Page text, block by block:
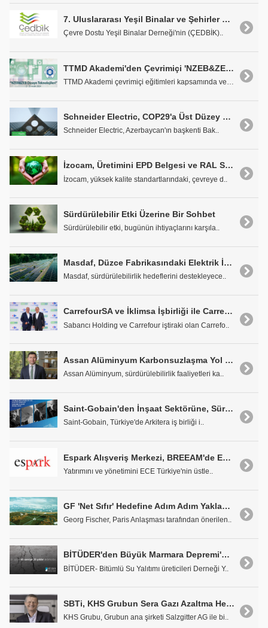
7. Uluslararası Yeşil Binalar ve Şehirler Zirvesi 22 Kasım'da
Çevre Dostu Yeşil Binalar Derneği'nin (ÇEDBİK)..
TTMD Akademi'den Çevrimiçi 'NZEB&ZEB Dizayn Teknolojileri Eğitimi'
Schneider Electric, COP29'a Üst Düzey Katılım Sağladı
Schneider Electric, Azerbaycan'ın başkenti Bak..
İzocam, Üretimini EPD Belgesi ve RAL Sertifikası'yla Taçlandırdı
İzocam, yüksek kalite standartlarındaki, çevreye d..
Sürdürülebilir Etki Üzerine Bir Sohbet
Sürdürülebilir etki, bugünün ihtiyaçlarını karşıla..
Masdaf, Düzce Fabrikasındaki Elektrik İhtiyacının Yüzde 60'ını GES ile Karşılayacak
Masdaf, sürdürülebilirlik hedeflerini destekleyece..
CarrefourSA ve İklimsa İşbirliği ile CarrefourSA Mağazaları Kendi Enerjisini Üretiyor
Sabancı Holding ve Carrefour iştiraki olan Carrefo..
Assan Alüminyum Karbonsuzlaşma Yol Haritasını Yayınladı
Assan Alüminyum, sürdürülebilirlik faaliyetleri ka..
Saint-Gobain'den İnşaat Sektörüne, Sürdürülebilir ve Hafif İnşaat
Saint-Gobain, Türkiye'de Arkitera iş birliği i..
Espark Alışveriş Merkezi, BREEAM'de En Üst Dereceye Ulaştı
Yatırımını ve yönetimini ECE Türkiye'nin üstle..
GF 'Net Sıfır' Hedefine Adım Adım Yaklaşıyor
Georg Fischer, Paris Anlaşması tarafından önerilen..
BİTÜDER'den Büyük Marmara Depremi'nin 25. Yılında Kritik Uyarı
BİTÜDER- Bitümlü Su Yalıtımı üreticileri Derneği Y..
SBTi, KHS Grubun Sera Gazı Azaltma Hedefleri Onaylandı
KHS Grubu, Grubun ana şirketi Salzgitter AG ile bi..